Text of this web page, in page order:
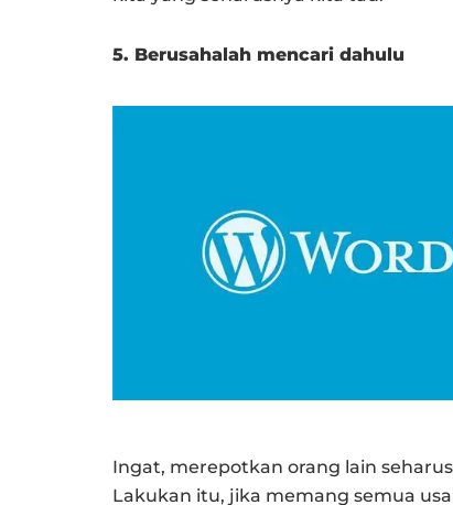
5. Berusahalah mencari dahulu
Ingat, merepotkan orang lain
Lakukan itu, jika memang semua